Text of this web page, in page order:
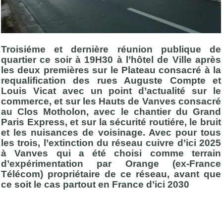
Troisiéme et dernière réunion publique de
quartier ce soir à 19H30 à l’hôtel de Ville après
les deux premières sur le Plateau consacré à la
requalification des rues Auguste Compte et
Louis Vicat avec un point d’actualité sur le
commerce, et sur les Hauts de Vanves consacré
au Clos Motholon, avec le chantier du Grand
Paris Express, et sur la sécurité routiére, le bruit
et les nuisances de voisinage. Avec pour tous
les trois, l’extinction du réseau cuivre d’ici 2025
à Vanves qui a été choisi comme terrain
d’expérimentation par Orange (ex-France
Télécom) propriétaire de ce réseau, avant que
ce soit le cas partout en France d’ici 2030